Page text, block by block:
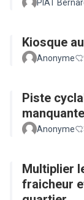
PIAT
Kiosque
Anonyme
Piste
manquante
Anonyme
Multiplier
fraicheur